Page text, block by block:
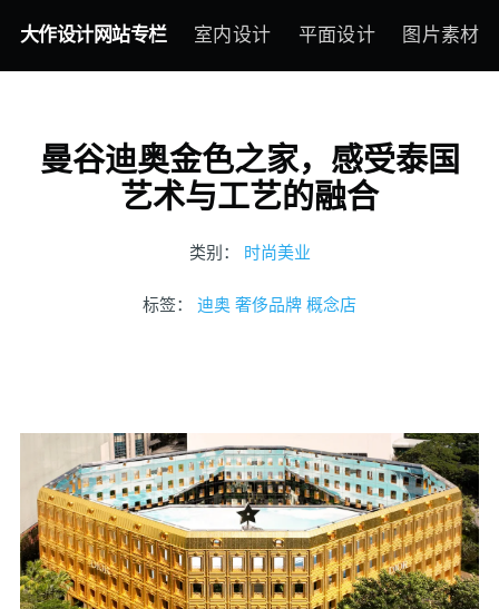
大作设计网站专栏 室内设计 平面设计 图片素材
曼谷迪奥金色之家，感受泰国
艺术与工艺的融合
类别： 时尚美业
标签： 迪奥 奢侈品牌 概念店